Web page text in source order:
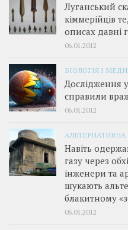
Луганський
кіммерійців
описах давні
06.01.2012
БІОЛОГІЯ І
Дослідження
справили
06.01.2012
Навіть
газу через
інженери та
шукають
блакитному
06.01.2012